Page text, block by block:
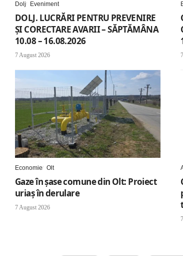
Dolj Eveniment
DOLJ. LUCRĂRI PENTRU PREVENIRE
ȘI CORECTARE AVARII – SĂPTĂMÂNA
10.08 – 16.08.2026
7 August 2026
Economie Olt
Gaze în șase comune din Olt: Proiect
uriaș în derulare
7 August 2026